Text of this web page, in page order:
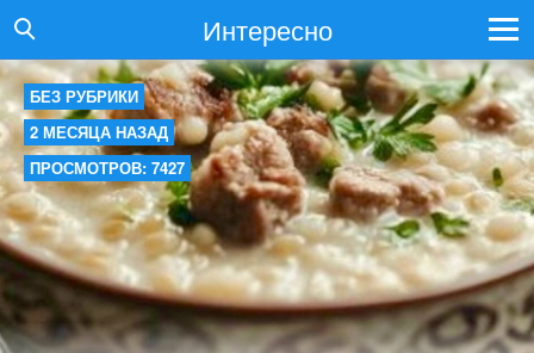
Интересно
БЕЗ РУБРИКИ
2 МЕСЯЦА НАЗАД
ПРОСМОТРОВ: 7427